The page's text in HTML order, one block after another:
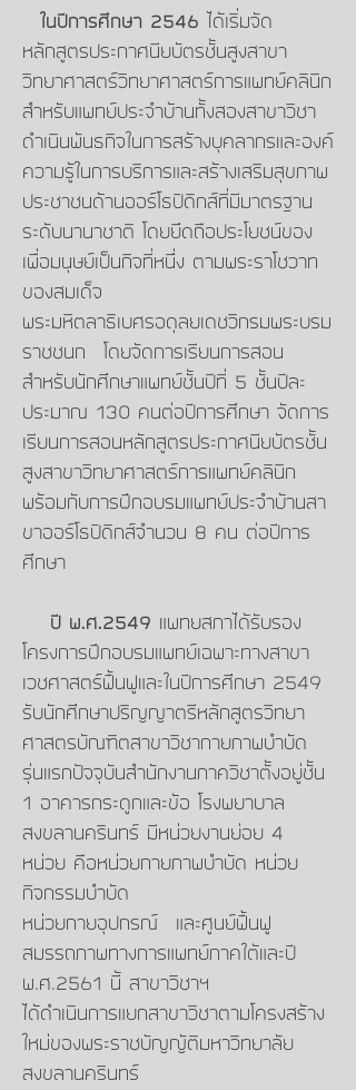
ในปีการศึกษา 2546ได้เริ่มจัด
หลักสูตรประกาศนียบัตรชั้นสูงสาขา
วิทยาศาสตร์วิทยาศาสตร์การแพทย์คลินิก
สำหรับแพทย์ประจำบ้านทั้งสองสาขาวิชา
ดำเนินพันธกิจในการสร้างบุคลากรและองค์
ความรู้ในการบริการและสร้างเสริมสุขภาพ
ประชาชนด้านออร์โธปิดิกส์ที่มีมาตรฐาน
ระดับนานาชาติ โดยยึดถือประโยชน์ของ
เพื่อมนุษย์เป็นกิจที่หนึ่ง ตามพระราโชวาท
ของสมเด็จ
พระมหิตลาธิเบศรอดุลยเดชวิกรมพระบรม
ราชชนก โดยจัดการเรียนการสอน
สำหรับนักศึกษาแพทย์ชั้นปีที่ 5 ชั้นปีละ
ประมาณ 130 คนต่อปีการศึกษา จัดการ
เรียนการสอนหลักสูตรประกาศนียบัตรชั้น
สูงสาขาวิทยาศาสตร์การแพทย์คลินิก
พร้อมกับการฝึกอบรมแพทย์ประจำบ้านสา
ขาออร์โธปิดิกส์จำนวน 8 คน ต่อปีการ
ศึกษา
ปี พ.ศ.2549 แพทยสภาได้รับรอง
โครงการฝึกอบรมแพทย์เฉพาะทางสาขา
เวชศาสตร์ฟื้นฟูและในปีการศึกษา 2549
รับนักศึกษาปริญญาตรีหลักสูตรวิทยา
ศาสตรบัณฑิตสาขาวิชากายภาพบำบัด
รุ่นแรกปัจจุบันสำนักงานภาควิชาตั้งอยู่ชั้น
1 อาคารกระดูกและข้อ โรงพยาบาล
สงขลานครินทร์ มีหน่วยงานย่อย 4
หน่วย คือหน่วยกายภาพบำบัด หน่วย
กิจกรรมบำบัด
หน่วยกายอุปกรณ์ และศูนย์ฟื้นฟู
สมรรถภาพทางการแพทย์ภาคใต้และปี
พ.ศ.2561 นี้ สาขาวิชาฯ
ได้ดำเนินการแยกสาขาวิชาตามโครงสร้าง
ใหม่ของพระราชบัญญัติมหาวิทยาลัย
สงขลานครินทร์